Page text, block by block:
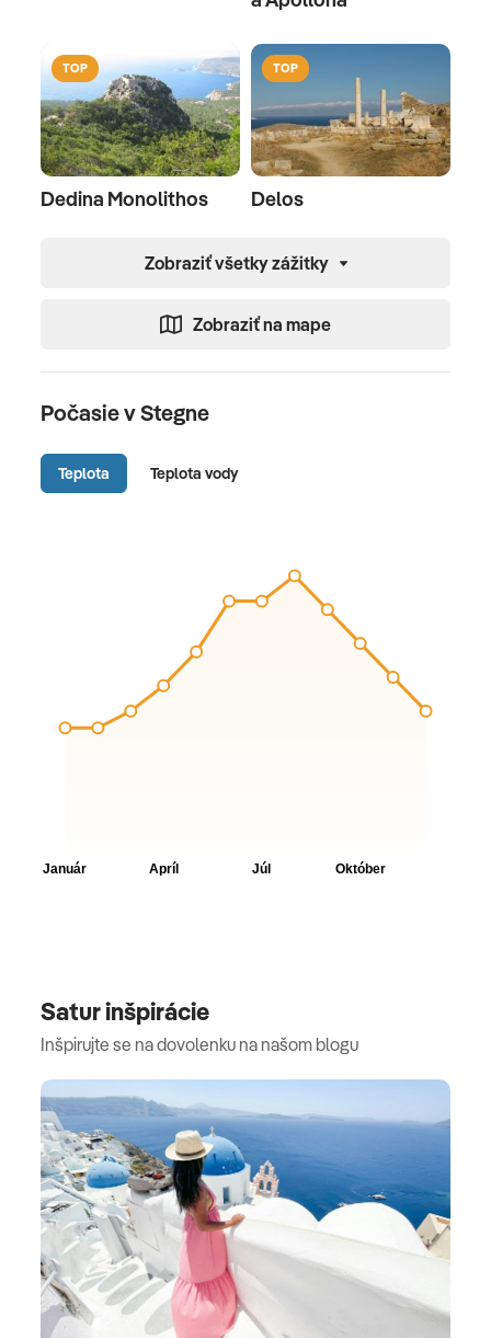
TOP
Dedina Monolithos
TOP
Delos
Zobraziť všetky zážitky
Zobraziť na mape
Počasie v Stegne
Teplota Teplota vody
Satur inšpirácie
Inšpirujte se na dovolenku na našom blogu